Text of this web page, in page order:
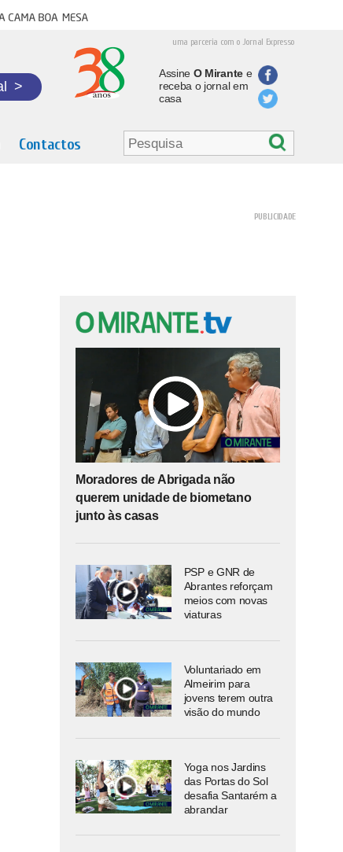
cama boa mesa
uma parceria com o Jornal Expresso
>
Assine O Mirantee
receba o jornal em
casa
Contactos
Moradores de Abrigada não
querem unidade de biometano
junto às casas
PSP e GNR de
Abrantes reforçam
meios com novas
viaturas
Voluntariado em
Almeirim para
jovens terem outra
visão do mundo
Yoga nos Jardins
das Portas do Sol
desafia Santarém a
abrandar